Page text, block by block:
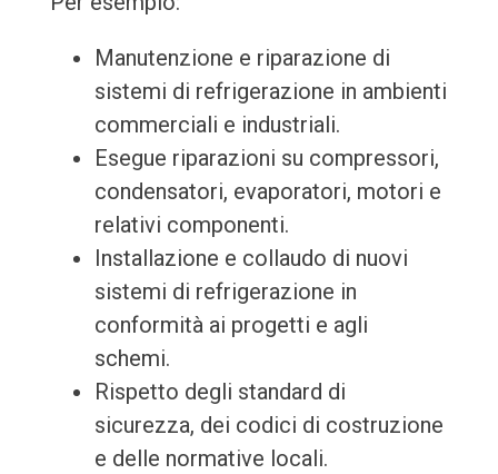
Manutenzione e riparazione di
sistemi di refrigerazione in ambienti
commerciali e industriali.
Esegue riparazioni su compressori,
condensatori, evaporatori, motori e
relativi componenti.
Installazione e collaudo di nuovi
sistemi di refrigerazione in
conformità ai progetti e agli
schemi.
Rispetto degli standard di
sicurezza, dei codici di costruzione
e delle normative locali.